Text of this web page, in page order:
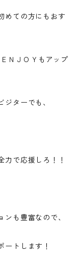
めての方にもおす
ＮＪＯＹもアップ
ターでも、
力で応援しろ！！
も豊富なので、
ートします！